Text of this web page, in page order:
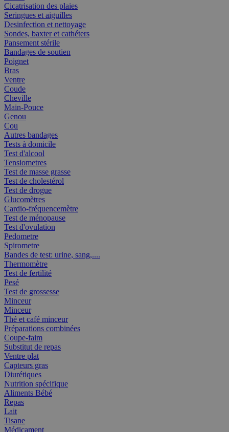
Cicatrisation des plaies
Seringues et aiguilles
Desinfection et nettoyage
Sondes, baxter et cathéters
Pansement stérile
Bandages de soutien
Poignet
Bras
Ventre
Coude
Cheville
Main-Pouce
Genou
Cou
Autres bandages
Tests à domicile
Test d'alcool
Tensiometres
Test de masse grasse
Test de cholestérol
Test de drogue
Glucomètres
Cardio-fréquencemètre
Test de ménopause
Test d'ovulation
Pedometre
Spirometre
Bandes de test: urine, sang,....
Thermomètre
Test de fertilité
Pesé
Test de grossesse
Minceur
Minceur
Thé et café minceur
Préparations combinées
Coupe-faim
Substitut de repas
Ventre plat
Capteurs gras
Diurétiques
Nutrition spécifique
Aliments Bébé
Repas
Lait
Tisane
Médicament